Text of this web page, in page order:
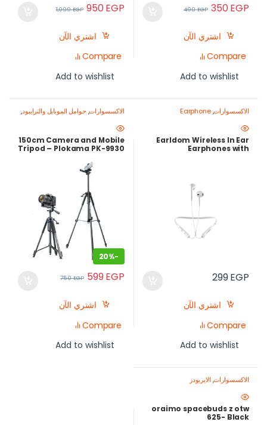
350EGP
490EGP
اشتري الآن
Compare
Add to wishlist
950EGP
1,099EGP
اشتري الآن
Compare
Add to wishlist
الاكسسوارات,
Earphone
Earldom Wireless In Ear
Earphones with
299EGP
اشتري الآن
Compare
Add to wishlist
الاكسسوارات, حوامل الموبايل والترايبود,
معدات تصوير الموبايل-اصنع محتواك
باحتراف
150cm Camera and Mobile
Tripod – Plokama PK-9930
-
20%
599EGP
750EGP
اشتري الآن
Compare
Add to wishlist
الاكسسوارات, الايربودز
oraimo spacebuds z otw
625- Black